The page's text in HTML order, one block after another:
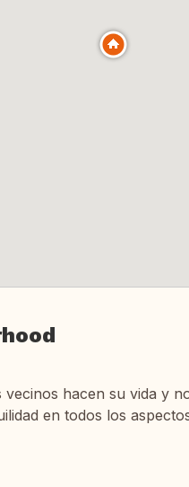
hacen su vida y
en todos los